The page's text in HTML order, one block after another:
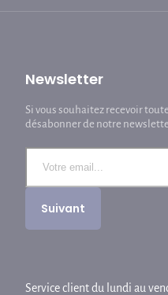
Newsletter
Si vous souhaitez recevoir
désabonner de notre
Service client du lundi au